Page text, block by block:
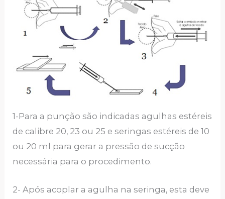
1-Para a punção são indicadas agulhas estéreis
de calibre 20, 23 ou 25 e seringas estéreis de 10
ou 20 ml para gerar a pressão de sucção
necessária para o procedimento.
2- Após acoplar a agulha na seringa, esta deve